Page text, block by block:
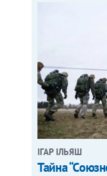
ІГАР ІЛЬЯШ
Тайна